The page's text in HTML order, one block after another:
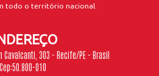
todo o território nacional.
Cavalcanti, 303 - Recife/PE - Brasil
Cep:50.800-010